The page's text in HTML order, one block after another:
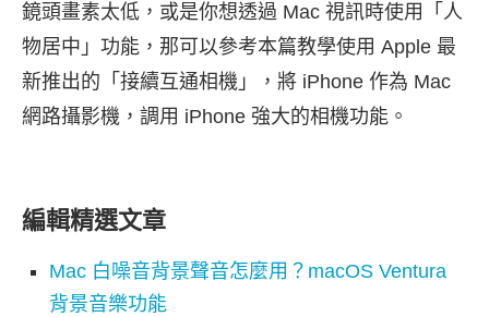
鏡頭畫素太低，或是你想透過 Mac 視訊時使用「人
物居中」功能，那可以參考本篇教學使用 Apple 最
新推出的「接續互通相機」，將 iPhone 作為 Mac
網路攝影機，調用 iPhone 強大的相機功能。
編輯精選文章
Mac 白噪音背景聲音怎麼用？macOS Ventura
背景音樂功能